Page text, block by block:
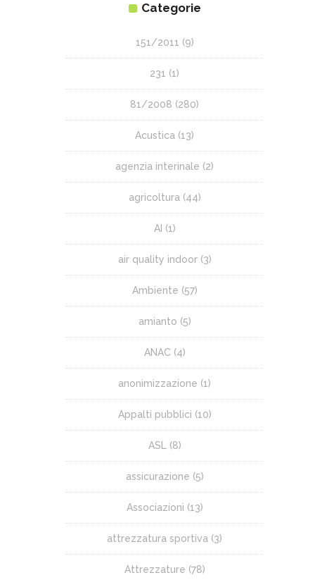
Categorie
151/2011 (9)
231 (1)
81/2008 (280)
Acustica (13)
agenzia interinale (2)
agricoltura (44)
AI (1)
air quality indoor(3)
Ambiente (57)
amianto (5)
ANAC (4)
anonimizzazione (1)
Appalti pubblici (10)
ASL (8)
assicurazione (5)
Associazioni (13)
attrezzatura sportiva (3)
Attrezzature (78)